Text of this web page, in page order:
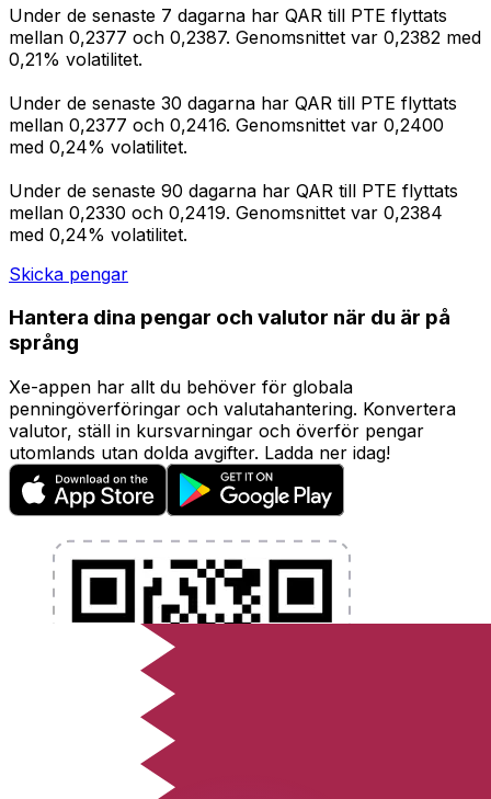
Under de senaste 7 dagarna har QAR till PTE flyttats
mellan 0,2377 och 0,2387. Genomsnittet var 0,2382 med
0,21% volatilitet.
Under de senaste 30 dagarna har QAR till PTE flyttats
mellan 0,2377 och 0,2416. Genomsnittet var 0,2400
med 0,24% volatilitet.
Under de senaste 90 dagarna har QAR till PTE flyttats
mellan 0,2330 och 0,2419. Genomsnittet var 0,2384
med 0,24% volatilitet.
Skicka pengar
Hantera dina pengar och valutor när du är på
språng
Xe-appen har allt du behöver för globala
penningöverföringar och valutahantering. Konvertera
valutor, ställ in kursvarningar och överför pengar
utomlands utan dolda avgifter. Ladda ner idag!